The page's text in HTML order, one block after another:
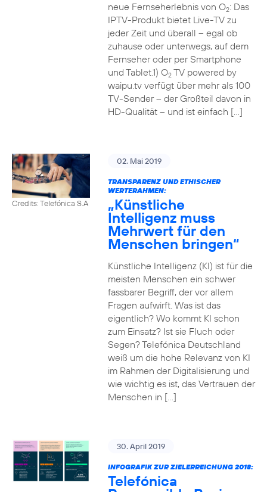
neue Fernseherlebnis von O2: Das
IPTV-Produkt bietet Live-TV zu
jeder Zeit und überall – egal ob
zuhause oder unterwegs, auf dem
Fernseher oder per Smartphone
und Tablet.1) O2TV powered by
waipu.tv verfügt über mehr als 100
TV-Sender – der Großteil davon in
HD-Qualität – und ist einfach […]
Credits: Telefónica S.A
02. Mai 2019
TRANSPARENZ UND ETHISCHER
WERTERAHMEN:
„Künstliche
Intelligenz muss
Mehrwert für den
Menschen bringen“
Künstliche Intelligenz (KI) ist für die
meisten Menschen ein schwer
fassbarer Begriff, der vor allem
Fragen aufwirft. Was ist das
eigentlich? Wo kommt KI schon
zum Einsatz? Ist sie Fluch oder
Segen? Telefónica Deutschland
weiß um die hohe Relevanz von KI
im Rahmen der Digitalisierung und
wie wichtig es ist, das Vertrauen der
Menschen in […]
30. April 2019
INFOGRAFIK ZUR ZIELERREICHUNG 2018:
Telefónica